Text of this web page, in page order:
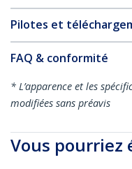
Pilotes et
FAQ & conformité
* L’apparence et les
modifiées sans préavis
Vous pourriez